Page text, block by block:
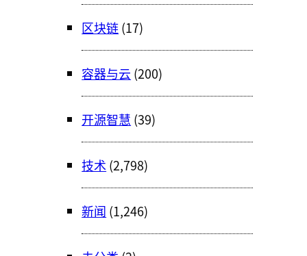
区块链(17)
容器与云 (200)
开源智慧 (39)
技术 (2,798)
新闻 (1,246)